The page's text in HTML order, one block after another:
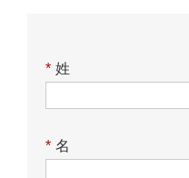
* 姓
* 名